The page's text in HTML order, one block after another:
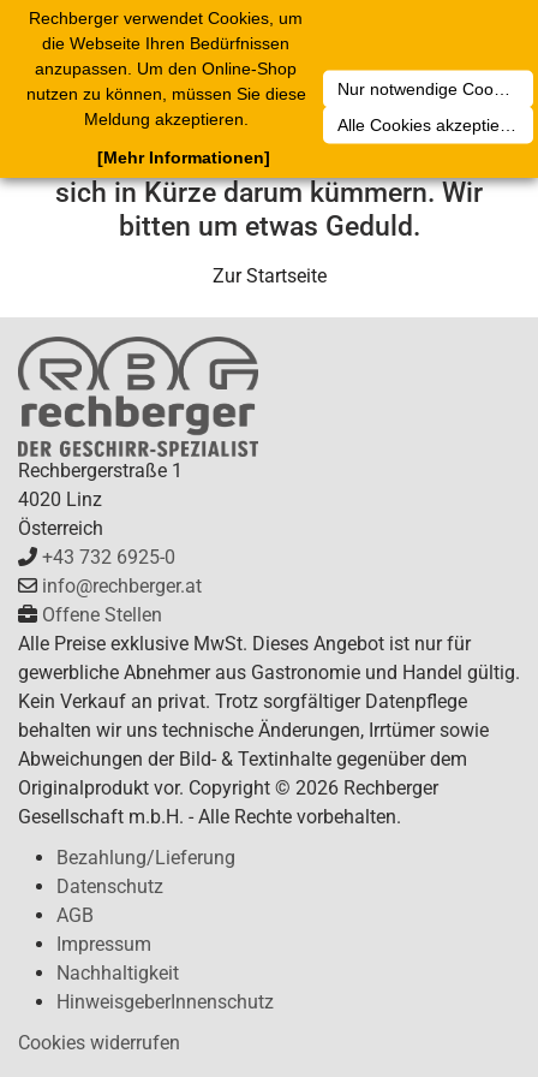
Rechberger verwendet Cookies, um
die Webseite Ihren Bedürfnissen
anzupassen. Um den Online-Shop
nutzen zu können, müssen Sie diese
Meldung akzeptieren.
Nur notwendige Cookies akzeptieren
Alle Cookies akzeptieren
[Mehr Informationen]
Leider ist ein technischer Fehler
aufgetreten. Unser Service-Team wird
sich in Kürze darum kümmern. Wir
bitten um etwas Geduld.
Zur Startseite
Rechbergerstraße 1
4020 Linz
Österreich
+43 732 6925-0
info@rechberger.at
Offene Stellen
Alle Preise exklusive MwSt. Dieses Angebot ist nur für
gewerbliche Abnehmer aus Gastronomie und Handel gültig.
Kein Verkauf an privat. Trotz sorgfältiger Datenpflege
behalten wir uns technische Änderungen, Irrtümer sowie
Abweichungen der Bild- & Textinhalte gegenüber dem
Originalprodukt vor. Copyright © 2026 Rechberger
Gesellschaft m.b.H. - Alle Rechte vorbehalten.
Bezahlung/Lieferung
Datenschutz
AGB
Impressum
Nachhaltigkeit
HinweisgeberInnenschutz
Cookies widerrufen